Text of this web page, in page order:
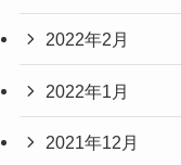
2022年2月
2022年1月
2021年12月